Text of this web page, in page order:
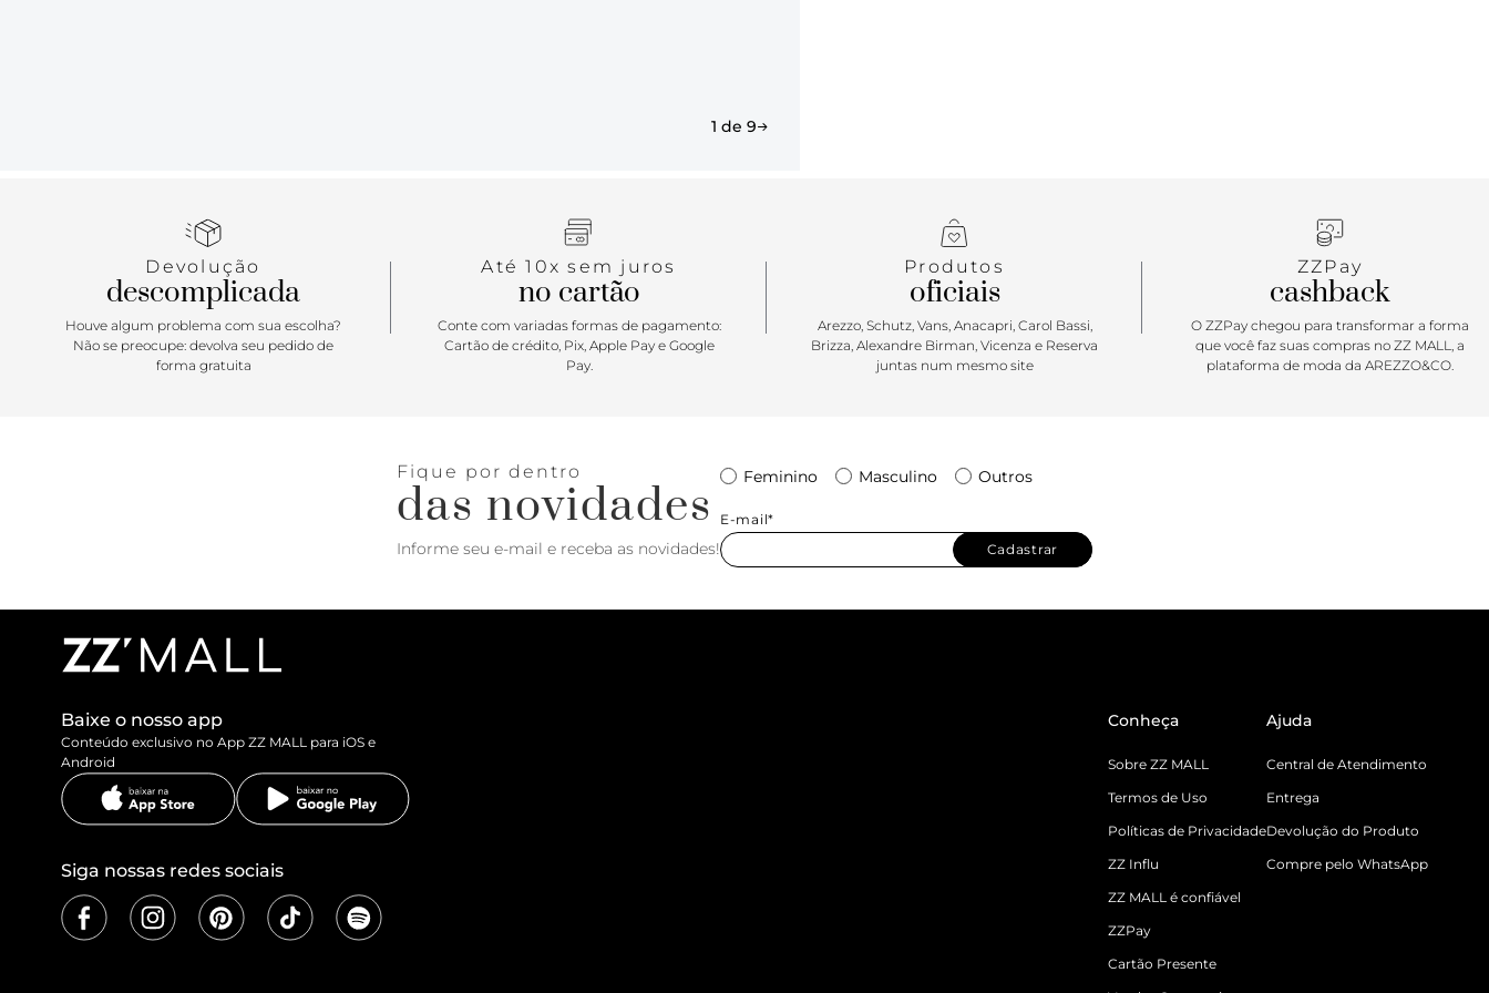
1 de 9
Devolução
descomplicada
Houve algum problema com sua escolha?
Não se preocupe: devolva seu pedido de
forma gratuita
Até 10x sem juros
no cartão
Conte com variadas formas de pagamento:
Cartão de crédito, Pix, Apple Pay e Google
Pay.
Produtos
oficiais
Arezzo, Schutz, Vans, Anacapri, Carol Bassi,
Brizza, Alexandre Birman, Vicenza e Reserva
juntas num mesmo site
ZZPay
cashback
O ZZPay chegou para transformar a forma
que você faz suas compras no ZZ MALL, a
plataforma de moda da AREZZO&CO.
Fique por dentro
das novidades
Informe seu e-mail e receba as novidades!
Feminino Masculino Outros
E-mail*
Cadastrar
Baixe o nosso app
Conteúdo exclusivo no App ZZ MALL para iOS e
Android
Siga nossas redes sociais
Conheça
Sobre ZZ MALL
Termos de Uso
Políticas de Privacidade
ZZ Influ
ZZ MALL é confiável
ZZPay
Cartão Presente
Ajuda
Central de Atendimento
Entrega
Devolução do Produto
Compre pelo WhatsApp